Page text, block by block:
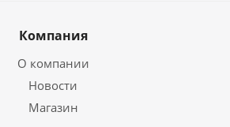
Компания
О компании
Новости
Магазин